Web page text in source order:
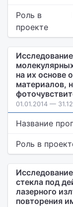
Роль в
проекте
на их основе
материалов,
01.01.2014 —
Название
Роль в
стекла под
лазерного
повторения